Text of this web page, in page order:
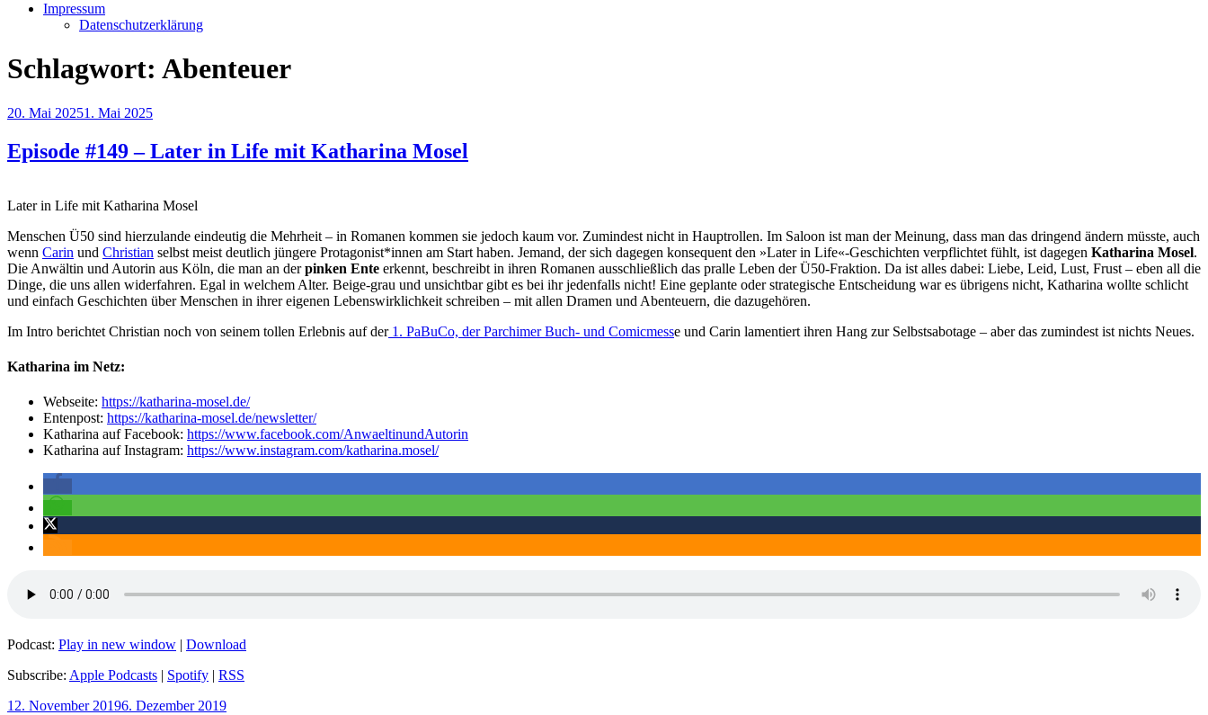
Impressum
Datenschutzerklärung
Schlagwort: Abenteuer
Veröffentlicht
20. Mai 20251. Mai 2025
Episode #149 – Later in Life mit Katharina Mosel
Later in Life mit Katharina Mosel
Menschen Ü50 sind hierzulande eindeutig die Mehrheit – in Romanen kommen sie jedoch kaum vor. Zumindest nicht in Hauptrollen. Im Saloon ist man der Meinung, dass man das dringend ändern müsste, auch
wenn Carin und Christian selbst meist deutlich jüngere Protagonist*innen am Start haben. Jemand, der sich dagegen konsequent den »Later in Life«-Geschichten verpflichtet fühlt, ist dagegen Katharina Mosel.
Die Anwältin und Autorin aus Köln, die man an derpinken Ente erkennt, beschreibt in ihren Romanen ausschließlich das pralle Leben der Ü50-Fraktion. Da ist alles dabei: Liebe, Leid, Lust, Frust – eben all die
Dinge, die uns allen widerfahren. Egal in welchem Alter. Beige-grau und unsichtbar gibt es bei ihr jedenfalls nicht! Eine geplante oder strategische Entscheidung war es übrigens nicht, Katharina wollte schlicht
und einfach Geschichten über Menschen in ihrer eigenen Lebenswirklichkeit schreiben – mit allen Dramen und Abenteuern, die dazugehören.
Im Intro berichtet Christian noch von seinem tollen Erlebnis auf der1. PaBuCo, der Parchimer Buch- und Comicmesse und Carin lamentiert ihren Hang zur Selbstsabotage – aber das zumindest ist nichts Neues.
Katharina im Netz:
Webseite: https://katharina-mosel.de/
Entenpost: https://katharina-mosel.de/newsletter/
Katharina auf Facebook: https://www.facebook.com/AnwaeltinundAutorin
Katharina auf Instagram: https://www.instagram.com/katharina.mosel/
Podcast: Play in new window | Download
Subscribe: Apple Podcasts | Spotify | RSS
Veröffentlicht
12. November 20196. Dezember 2019